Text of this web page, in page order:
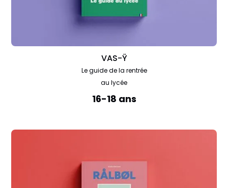
VAS-Ÿ
Le guide de la rentrée
au lycée
16-18 ans